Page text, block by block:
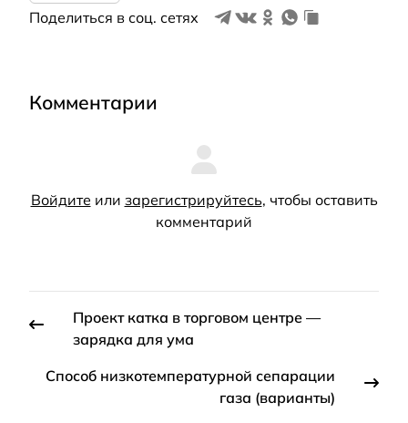
Поделиться в соц. сетях
Комментарии
Войдите или зарегистрируйтесь, чтобы оставить
комментарий
Проект катка в торговом центре —
зарядка для ума
Способ низкотемпературной сепарации
газа (варианты)